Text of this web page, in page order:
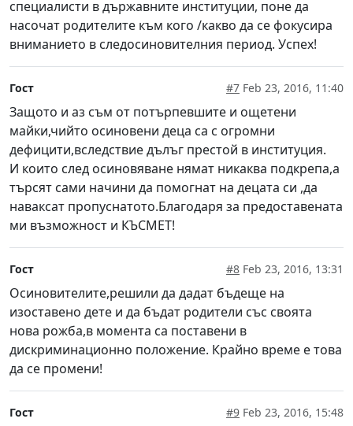
специалисти в държавните институции, поне да
насочат родителите към кого /какво да се фокусира
вниманието в следосиновителния период. Успех!
Гост #7 Feb 23, 2016, 11:40
Защото и аз съм от потърпевшите и ощетени
майки,чийто осиновени деца са с огромни
дефицити,вследствие дълъг престой в институция.
И които след осиновяване нямат никаква подкрепа,а
търсят сами начини да помогнат на децата си ,да
наваксат пропуснатото.Благодаря за предоставената
ми възможност и КЪСМЕТ!
Гост #8 Feb 23, 2016, 13:31
Осиновителите,решили да дадат бъдеще на
изоставено дете и да бъдат родители със своята
нова рожба,в момента са поставени в
дискриминационно положение. Крайно време е това
да се промени!
Гост #9 Feb 23, 2016, 15:48